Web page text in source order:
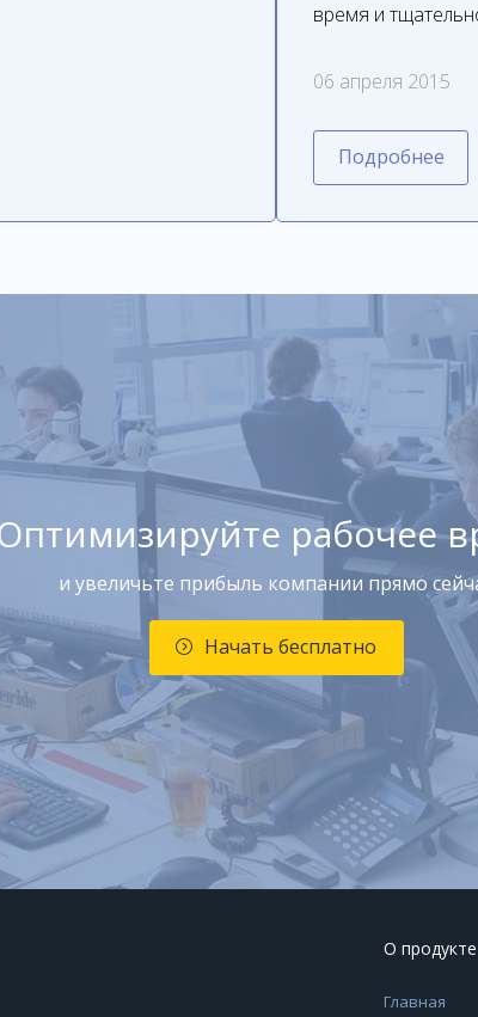
время и
06 апреля 2015
Подробнее
рабочее
и увеличьте прибыль компании прямо
Начать бесплатно
О продукте
Главная